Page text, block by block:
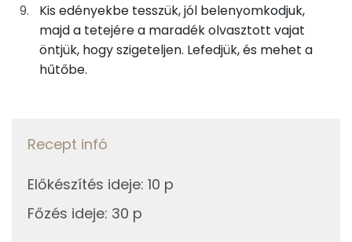
Zsír
Összesen
Egyszeresen telítetlen zsírsav:
Többszörösen telítetlen zsírsav
Koleszterin
Kis edényekbe tesszük, jól belenyomkodjuk,
majd a tetejére a maradék olvasztott vajat
öntjük, hogy szigeteljen. Lefedjük, és mehet a
hűtőbe.
Recept infó
Előkészítés ideje: 10 p
Főzés ideje: 30 p